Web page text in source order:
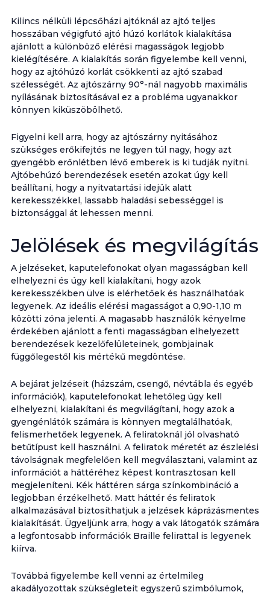
Kilincs nélküli lépcsőházi ajtóknál az ajtó teljes
hosszában végigfutó ajtó húzó korlátok kialakítása
ajánlott a különböző elérési magasságok legjobb
kielégítésére. A kialakítás során figyelembe kell venni,
hogy az ajtóhúzó korlát csökkenti az ajtó szabad
szélességét. Az ajtószárny 90°-nál nagyobb maximális
nyílásának biztosításával ez a probléma ugyanakkor
könnyen kiküszöbölhető.
Figyelni kell arra, hogy az ajtószárny nyitásához
szükséges erőkifejtés ne legyen túl nagy, hogy azt
gyengébb erőnlétben lévő emberek is ki tudják nyitni.
Ajtóbehúzó berendezések esetén azokat úgy kell
beállítani, hogy a nyitvatartási idejük alatt
kerekesszékkel, lassabb haladási sebességgel is
biztonsággal át lehessen menni.
Jelölések és megvilágítás
A jelzéseket, kaputelefonokat olyan magasságban kell
elhelyezni és úgy kell kialakítani, hogy azok
kerekesszékben ülve is elérhetőek és használhatóak
legyenek. Az ideális elérési magasságot a 0,90-1,10 m
közötti zóna jelenti. A magasabb használók kényelme
érdekében ajánlott a fenti magasságban elhelyezett
berendezések kezelőfelületeinek, gombjainak
függőlegestől kis mértékű megdöntése.
A bejárat jelzéseit (házszám, csengő, névtábla és egyéb
információk), kaputelefonokat lehetőleg úgy kell
elhelyezni, kialakítani és megvilágítani, hogy azok a
gyengénlátók számára is könnyen megtalálhatóak,
felismerhetőek legyenek. A feliratoknál jól olvasható
betűtípust kell használni. A feliratok méretét az észlelési
távolságnak megfelelően kell megválasztani, valamint az
információt a háttéréhez képest kontrasztosan kell
megjeleníteni. Kék háttéren sárga színkombináció a
legjobban érzékelhető. Matt háttér és feliratok
alkalmazásával biztosíthatjuk a jelzések káprázásmentes
kialakítását. Ügyeljünk arra, hogy a vak látogatók számára
a legfontosabb információk Braille felirattal is legyenek
kiírva.
Továbbá figyelembe kell venni az értelmileg
akadályozottak szükségleteit egyszerű szimbólumok,